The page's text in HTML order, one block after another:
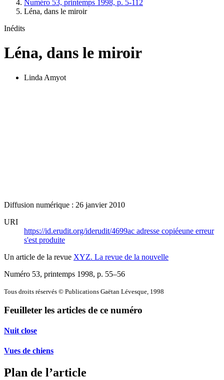
Numéro 53, printemps 1998, p. 5-112
Léna, dans le miroir
Inédits
Léna, dans le miroir
Linda Amyot
Diffusion numérique : 26 janvier 2010
URI
https://id.erudit.org/iderudit/4699ac adresse copiéeune erreur
s'est produite
Un article de la revue XYZ. La revue de la nouvelle
Numéro 53, printemps 1998, p. 55–56
Tous droits réservés © Publications Gaëtan Lévesque, 1998
Feuilleter les articles de ce numéro
Nuit close
Vues de chiens
Plan de l’article